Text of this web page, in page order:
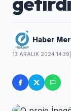
Haber
13 ARALIK 2024 14:39